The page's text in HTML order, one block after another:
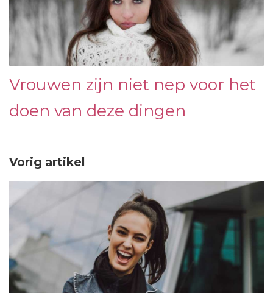
Vrouwen zijn niet nep voor het
doen van deze dingen
Vorig artikel